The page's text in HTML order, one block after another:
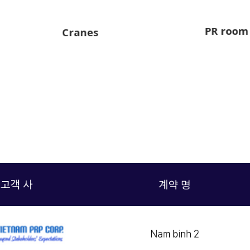
Cranes PR room
고객 사 계약 명
Nam binh 2